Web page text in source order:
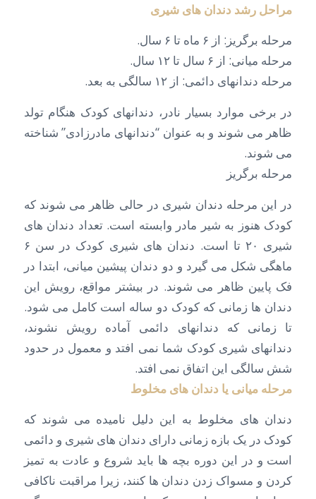
مراحل رشد دندان های شیری
مرحله برگریز: از ۶ ماه تا ۶ سال.
مرحله میانی: از ۶ سال تا ۱۲ سال.
مرحله دندانهای دائمی: از ۱۲ سالگی به بعد.
در برخی موارد بسیار نادر، دندانهای کودک هنگام تولد
ظاهر می شوند و به عنوان “دندانهای مادرزادی” شناخته
می شوند.
مرحله برگریز
در این مرحله دندان شیری در حالی ظاهر می شوند که
کودک هنوز به شیر مادر وابسته است. تعداد دندان های
شیری ۲۰ تا است. دندان های شیری کودک در سن ۶
ماهگی شکل می گیرد و دو دندان پیشین میانی، ابتدا در
فک پایین ظاهر می شوند. در بیشتر مواقع، رویش این
دندان ها زمانی که کودک دو ساله است کامل می شود.
تا زمانی که دندانهای دائمی آماده رویش نشوند،
دندانهای شیری کودک شما نمی افتد و معمول در حدود
شش سالگی این اتفاق نمی افتد.
مرحله میانی یا دندان های مخلوط
دندان های مخلوط به این دلیل نامیده می شوند که
کودک در یک بازه زمانی دارای دندان های شیری و دائمی
است و در این دوره بچه ها باید شروع و عادت به تمیز
کردن و مسواک زدن دندان ها کنند، زیرا مراقبت ناکافی